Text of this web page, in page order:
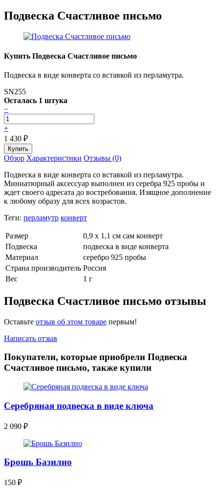
Подвеска Счастливое письмо
Купить Подвеска Счастливое письмо
Подвеска в виде конверта со вставкой из перламутра.
SN255
Осталась 1 штука
−
+
1 430 ₽
Обзор Характеристики Отзывы (0)
Подвеска в виде конверта со вставкой из перламутра.
Миниатюрный аксессуар выполнен из серебра 925 пробы и
ждет своего адресата до востребования. Изящное дополнение
к любому образу для всех возрастов.
Теги: перламутр конверт
Размер
0,9 х 1,1 см сам конверт
Подвеска
подвеска в виде конверта
Материал
серебро 925 пробы
Страна производитель Россия
Вес
1 г
Подвеска Счастливое письмо отзывы
Оставьте отзыв об этом товаре первым!
Написать отзыв
Покупатели, которые приобрели Подвеска
Счастливое письмо, также купили
Серебряная подвеска в виде ключа
2 090 ₽
Брошь Базилио
150 ₽